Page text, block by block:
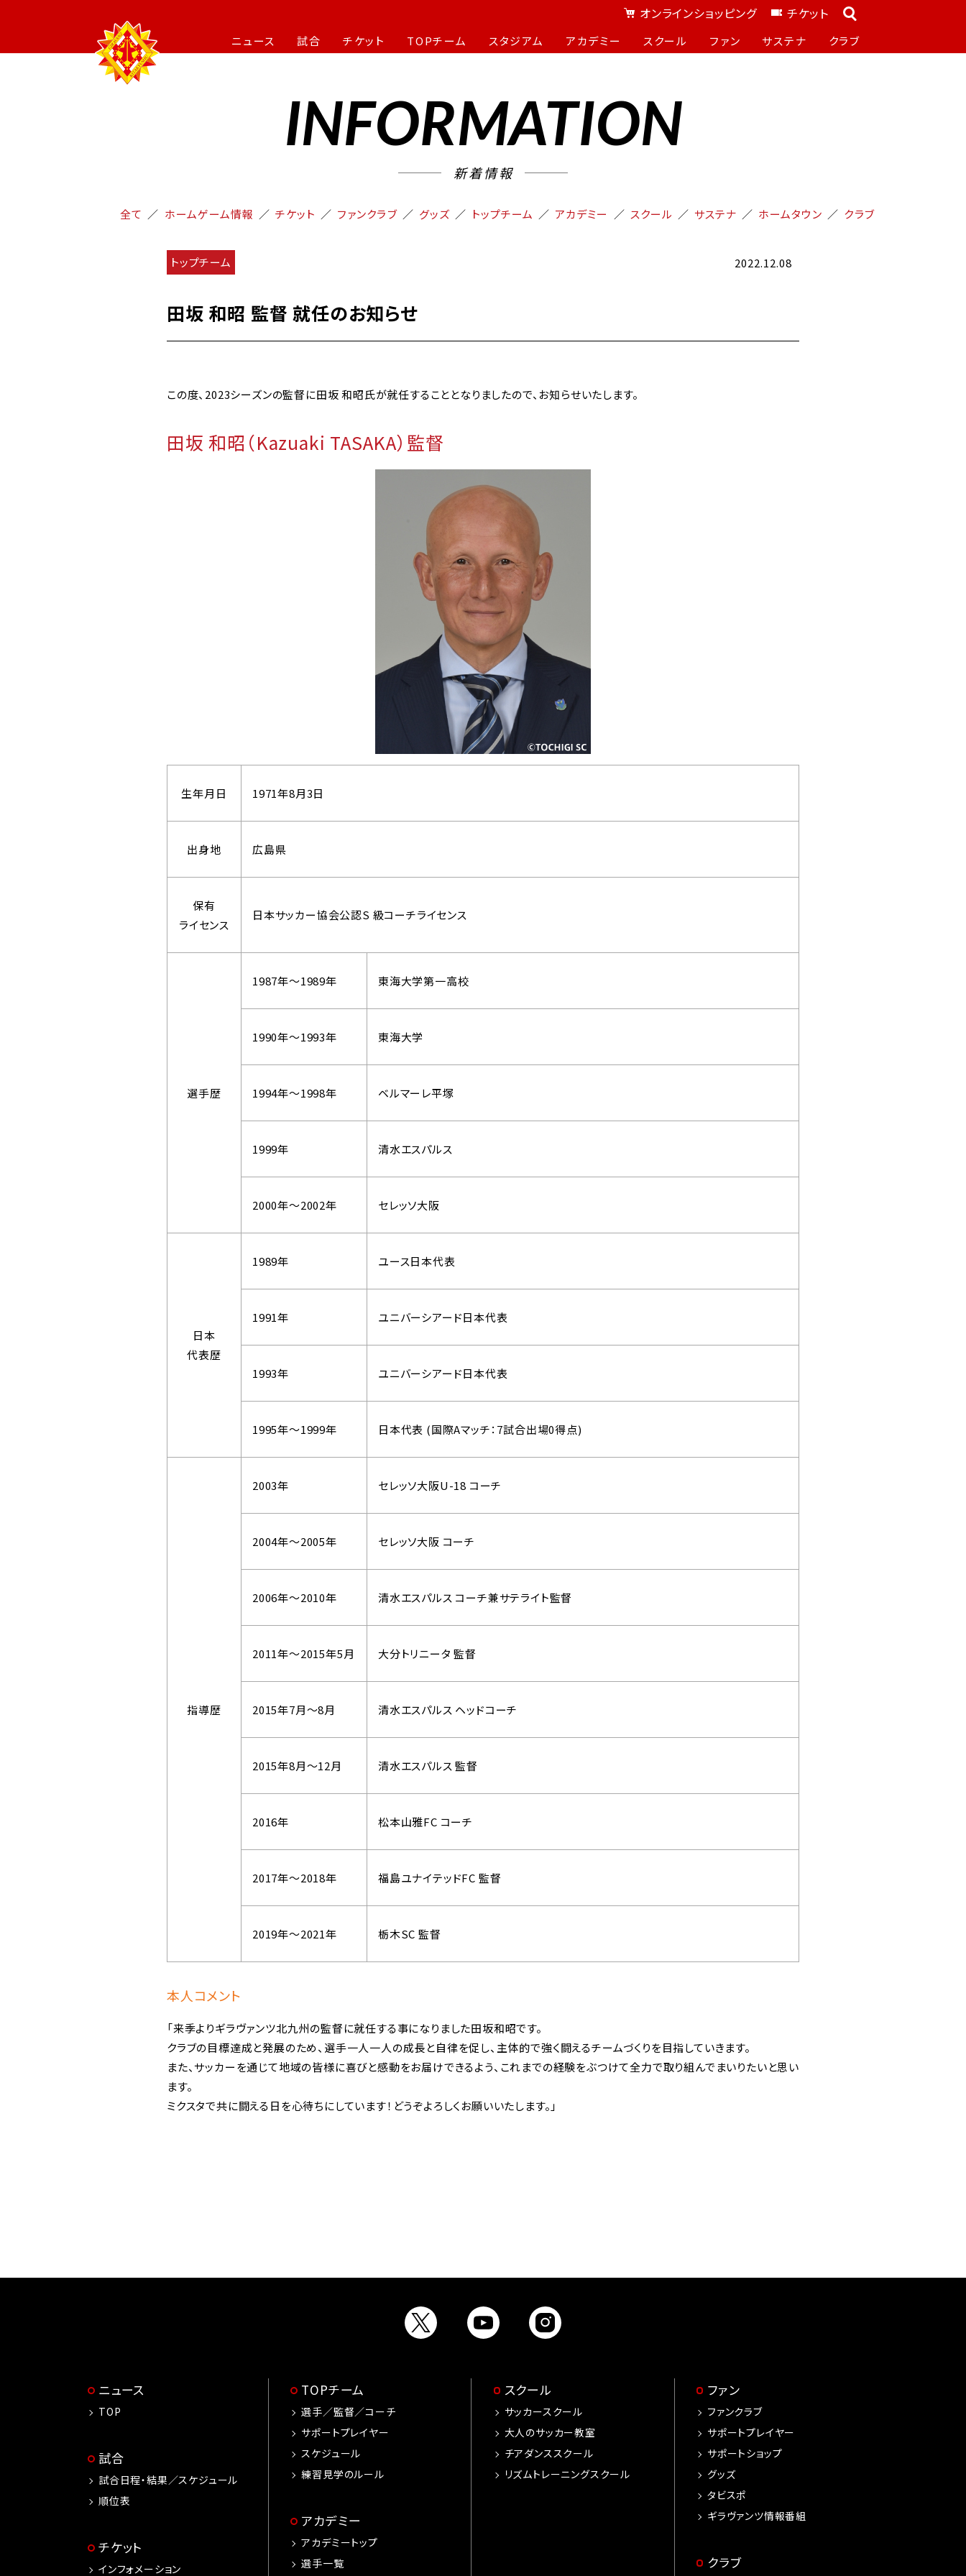
オンラインショッピング チケット
ニュース 試合 チケット TOPチーム スタジアム アカデミー スクール ファン サステナ クラブ
INFORMATION
新着情報
全て ホームゲーム情報 チケット ファンクラブ グッズ トップチーム アカデミー スクール サステナ ホームタウン クラブ
トップチーム 2022.12.08
田坂 和昭 監督 就任のお知らせ
この度、2023シーズンの監督に田坂 和昭氏が就任することとなりましたので、お知らせいたします。
田坂 和昭（Kazuaki TASAKA）監督
生年月日 1971年8月3日
出身地 広島県
保有
ライセンス
日本サッカー協会公認S 級コーチライセンス
選手歴
1987年～1989年 東海大学第一高校
1990年～1993年 東海大学
1994年～1998年 ベルマーレ平塚
1999年 清水エスパルス
2000年～2002年 セレッソ大阪
日本
代表歴
1989年 ユース日本代表
1991年 ユニバーシアード日本代表
1993年 ユニバーシアード日本代表
1995年～1999年 日本代表 (国際Aマッチ：7試合出場0得点)
指導歴
2003年 セレッソ大阪U-18 コーチ
2004年～2005年 セレッソ大阪 コーチ
2006年～2010年 清水エスパルス コーチ兼サテライト監督
2011年～2015年5月 大分トリニータ 監督
2015年7月～8月 清水エスパルス ヘッドコーチ
2015年8月～12月 清水エスパルス 監督
2016年 松本山雅FC コーチ
2017年～2018年 福島ユナイテッドFC 監督
2019年～2021年 栃木SC 監督
本人コメント
「来季よりギラヴァンツ北九州の監督に就任する事になりました田坂和昭です。
クラブの目標達成と発展のため、選手一人一人の成長と自律を促し、主体的で強く闘えるチームづくりを目指していきます。
また、サッカーを通じて地域の皆様に喜びと感動をお届けできるよう、これまでの経験をぶつけて全力で取り組んでまいりたいと思い
ます。
ミクスタで共に闘える日を心待ちにしています！どうぞよろしくお願いいたします。」
ニュース
TOP
試合
試合日程・結果／スケジュール
順位表
チケット
インフォメーション
TOPチーム
選手／監督／コーチ
サポートプレイヤー
スケジュール
練習見学のルール
アカデミー
アカデミートップ
選手一覧
スクール
サッカースクール
大人のサッカー教室
チアダンススクール
リズムトレーニングスクール
ファン
ファンクラブ
サポートプレイヤー
サポートショップ
グッズ
タビスポ
ギラヴァンツ情報番組
クラブ